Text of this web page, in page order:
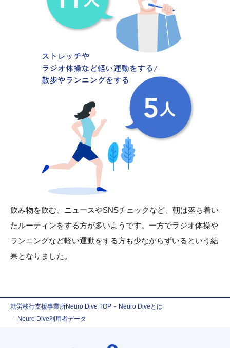
飲み物を飲む、ニュースやSNSチェックなど、朝は落ち着い
たルーティンをする方が多いようです。一方でラジオ体操や
ランニングなど軽い運動をする方も少なからずいるという結
果となりました。
就労移行支援事業所Neuro Dive TOP
Neuro Diveとは
Neuro Dive利用者データ